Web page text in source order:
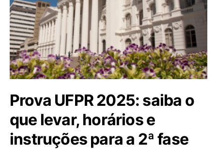
Prova UFPR 2025: saiba o
que levar, horários e
instruções para a 2ª fase